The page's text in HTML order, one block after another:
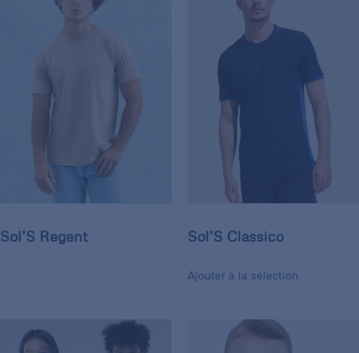
Sol’S Regent Sol’S Classico
Ajouter à la sélection